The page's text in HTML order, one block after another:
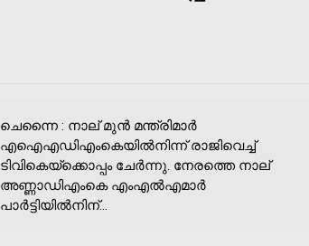
ചെന്നൈ : നാല് മുൻ മന്ത്രിമാർ
എഐഎഡിഎംകെയില്‍നിന്ന് രാജിവെച്ച്‌
ടിവികെയ്ക്കൊപ്പം ചേർന്നു. നേരത്തെ നാല്
അണ്ണാഡിഎംകെ എംഎല്‍എമാർ
പാർട്ടിയില്‍നിന്...